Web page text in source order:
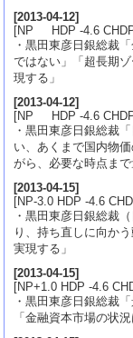
[2013-04-12]
[NP HDP -4.6 CHDP
・黒田東彦日銀総裁
ではない」「超長期
現する」
[2013-04-12]
[NP HDP -4.6 CHDP
・黒田東彦日銀総裁
い、あくまで国内物
がら、必要な時点ま
[2013-04-15]
[NP-3.0 HDP -4.6
・黒田東彦日銀総裁
り、持ち直しに向か
実現する」
[2013-04-15]
[NP+1.0 HDP -4.6
・黒田東彦日銀総裁
「金融資本市場の状